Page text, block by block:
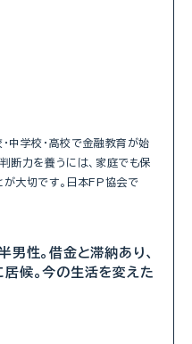
中学校・高校で金融教育が始
断力を養うには、家庭でも保
大切です。日本FP協会で
男性。借金と滞納あり、
居候。今の生活を変えた